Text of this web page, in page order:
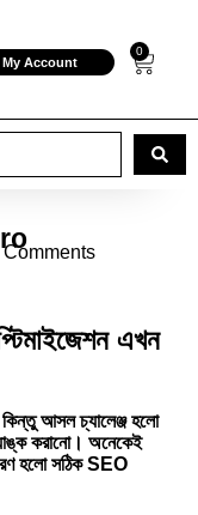
My Account
0
এখন
আসল চ্যালেঞ্জ হলো
করানো। অনেকেই
হলো সঠিক SEO